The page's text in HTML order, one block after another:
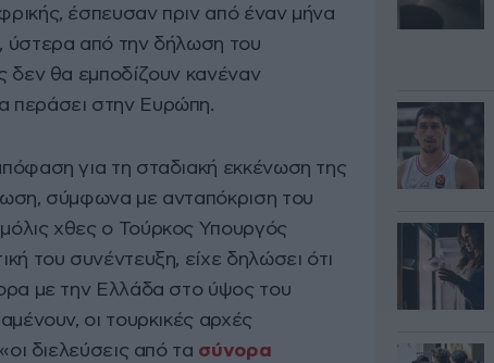
έσπευσαν πριν από έναν μήνα
ύστερα από την δήλωση του
δεν θα εμποδίζουν κανέναν
περάσει στην Ευρώπη.
για τη σταδιακή εκκένωση της
σύμφωνα με ανταπόκριση του
χθες ο Τούρκος Υπουργός
του συνέντευξη, είχε δηλώσει ότι
με την Ελλάδα στο ύψος του
οι τουρκικές αρχές
διελεύσεις από τα σύνορα